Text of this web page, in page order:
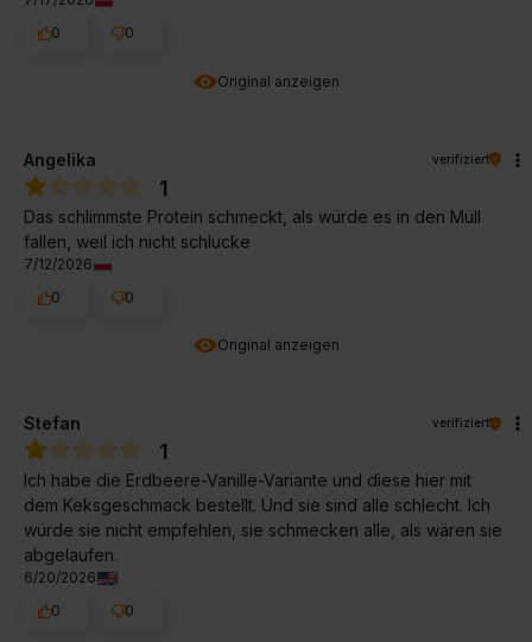
Original anzeigen
0
0
Original anzeigen
Angelika verifiziert
1
Das schlimmste Protein schmeckt, als würde es in den Müll
fallen, weil ich nicht schlucke
7/12/2026
0
0
Stefan verifiziert
1
Ich habe die Erdbeere-Vanille-Variante und diese hier mit
dem Keksgeschmack bestellt. Und sie sind alle schlecht. Ich
würde sie nicht empfehlen, sie schmecken alle, als wären sie
abgelaufen.
6/20/2026
0
0